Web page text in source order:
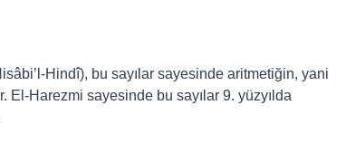
Hindî), bu sayılar sayesinde aritmetiğin, yani
El-Harezmi sayesinde bu sayılar 9. yüzyılda